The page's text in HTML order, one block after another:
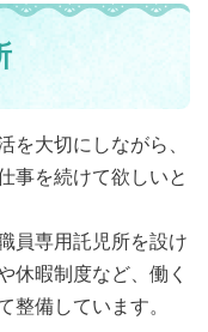
を大切にしながら、
事を続けて欲しいと
員専用託児所を設け
休暇制度など、働く
整備しています。